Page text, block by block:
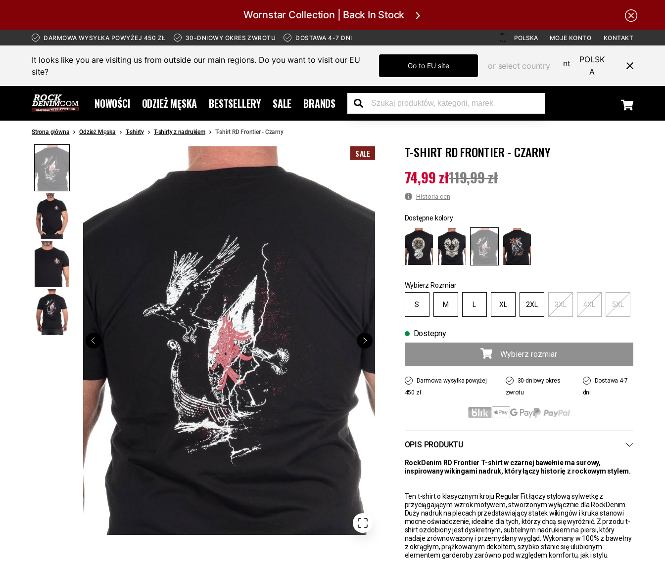
Wornstar Collection | Back In Stock
DARMOWA WYSYŁKA POWYŻEJ 450 ZŁ 30-DNIOWY OKRES ZWROTU DOSTAWA 4-7 DNI POLSKA MOJE KONTO KONTAKT
It looks like you are visiting us from outside our main regions. Do you want to visit our EU
site?
Go to EU site or select country
POLSK
A
NOWOŚCI ODZIEŻ MĘSKA BESTSELLERY SALE BRANDS
Strona główna Odzież Męska T-shirty T-shirty z nadrukiem T-shirt RD Frontier - Czarny
SALE
SALE T-SHIRT RD FRONTIER - CZARNY
Aktualna cena:74,99 złPoprzednia cena
74,99 zł119,99 zł
Historia cen
Dostępne kolory
Wybierz Rozmiar
S M L XL 2XL 3XL 4XL 5XL
Dostepny
Wybierz rozmiar
Darmowa wysyłka powyżej
450 zł
30-dniowy okres
zwrotu
Dostawa 4-7
dni
OPIS PRODUKTU
RockDenim RD Frontier T-shirt w czarnej bawełnie ma surowy,
inspirowany wikingami nadruk, który łączy historię z rockowym stylem.
Ten t-shirt o klasycznym kroju Regular Fit łączy stylową sylwetkę z
przyciągającym wzrok motywem, stworzonym wyłącznie dla RockDenim.
Duży nadruk na plecach przedstawiający statek wikingów i kruka stanowi
mocne oświadczenie, idealne dla tych, którzy chcą się wyróżnić. Z przodu t-
shirt ozdobiony jest dyskretnym, subtelnym nadrukiem na piersi, który
nadaje zrównoważony i przemyślany wygląd. Wykonany w 100% z bawełny
z okrągłym, prążkowanym dekoltem, szybko stanie się ulubionym
elementem garderoby zarówno pod względem komfortu, jak i stylu.